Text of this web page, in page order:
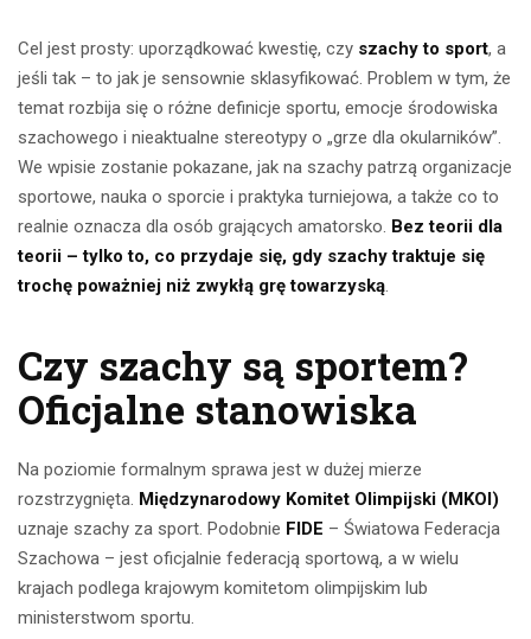
Cel jest prosty: uporządkować kwestię, czy szachy to sport, a
jeśli tak – to jak je sensownie sklasyfikować. Problem w tym, że
temat rozbija się o różne definicje sportu, emocje środowiska
szachowego i nieaktualne stereotypy o „grze dla okularników”.
We wpisie zostanie pokazane, jak na szachy patrzą organizacje
sportowe, nauka o sporcie i praktyka turniejowa, a także co to
realnie oznacza dla osób grających amatorsko. Bez teorii dla
teorii – tylko to, co przydaje się, gdy szachy traktuje się
trochę poważniej niż zwykłą grę towarzyską.
Czy szachy są sportem?
Oficjalne stanowiska
Na poziomie formalnym sprawa jest w dużej mierze
rozstrzygnięta. Międzynarodowy Komitet Olimpijski (MKOl)
uznaje szachy za sport. Podobnie FIDE – Światowa Federacja
Szachowa – jest oficjalnie federacją sportową, a w wielu
krajach podlega krajowym komitetom olimpijskim lub
ministerstwom sportu.